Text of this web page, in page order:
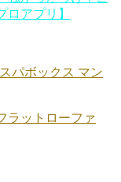
アプリ】
パボックス マン
ラットローファ